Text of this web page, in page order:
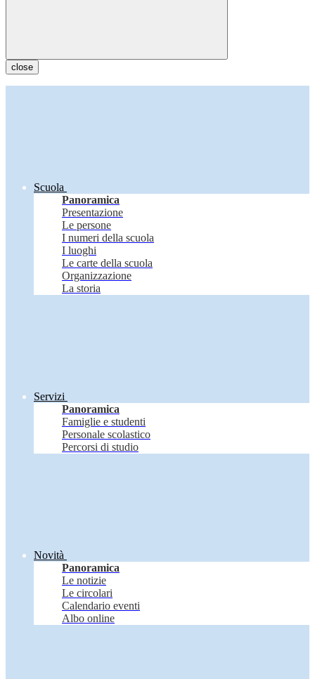
close
Scuola
Panoramica
Presentazione
Le persone
I numeri della scuola
I luoghi
Le carte della scuola
Organizzazione
La storia
Servizi
Panoramica
Famiglie e studenti
Personale scolastico
Percorsi di studio
Novità
Panoramica
Le notizie
Le circolari
Calendario eventi
Albo online